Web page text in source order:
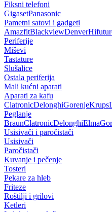
Fiksni telefoni
GigasetPanasonic
Pametni satovi i gadgeti
AmazfitBlackviewDenver
Periferije
Miševi
Tastature
Slušalice
Ostala periferija
Mali kućni aparati
Aparati za kafu
ClatronicDelonghiGorenjeKrups
Peglanje
BraunClatronicDelonghiElma
Usisivači i paročistači
Usisivači
Paročistači
Kuvanje i pečenje
Tosteri
Pekare za hleb
Friteze
Roštilji i grilovi
Ketleri